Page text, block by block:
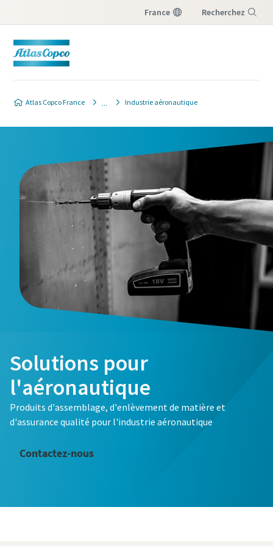
France Recherchez
Atlas Copco France Industrie aéronautique
Solutions pour
l'aéronautique
Produits d'assemblage, d'enlèvement de matière et
d'assurance qualité pour l'industrie aéronautique
Contactez-nous